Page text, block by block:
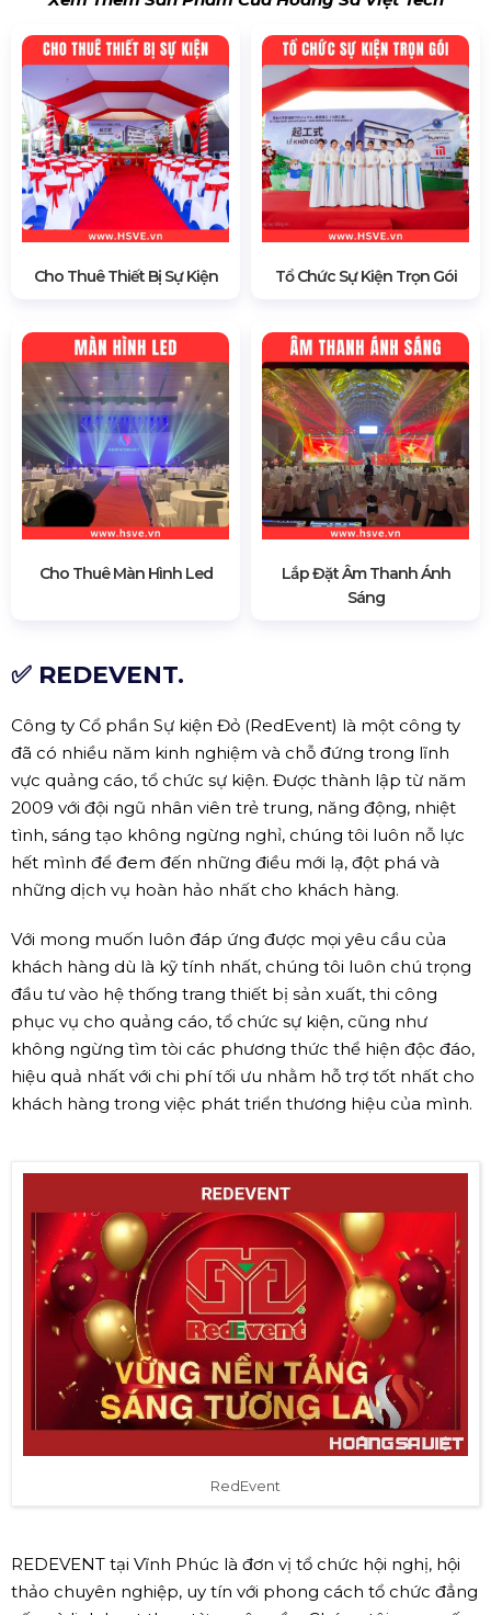
Cho Thuê Thiết Bị Sự Kiện Tổ Chức Sự Kiện Trọn Gói
Cho Thuê Màn Hình Led
Lắp Đặt Âm Thanh Ánh
Sáng
✅ REDEVENT.
Công ty Cổ phần Sự kiện Đỏ (RedEvent) là một công ty
đã có nhiều năm kinh nghiệm và chỗ đứng trong lĩnh
vực quảng cáo, tổ chức sự kiện. Được thành lập từ năm
2009 với đội ngũ nhân viên trẻ trung, năng động, nhiệt
tình, sáng tạo không ngừng nghỉ, chúng tôi luôn nỗ lực
hết mình để đem đến những điều mới lạ, đột phá và
những dịch vụ hoàn hảo nhất cho khách hàng.
Với mong muốn luôn đáp ứng được mọi yêu cầu của
khách hàng dù là kỹ tính nhất, chúng tôi luôn chú trọng
đầu tư vào hệ thống trang thiết bị sản xuất, thi công
phục vụ cho quảng cáo, tổ chức sự kiện, cũng như
không ngừng tìm tòi các phương thức thể hiện độc đáo,
hiệu quả nhất với chi phí tối ưu nhằm hỗ trợ tốt nhất cho
khách hàng trong việc phát triển thương hiệu của mình.
RedEvent
REDEVENT tại Vĩnh Phúc là đơn vị tổ chức hội nghị, hội
thảo chuyên nghiệp, uy tín với phong cách tổ chức đẳng